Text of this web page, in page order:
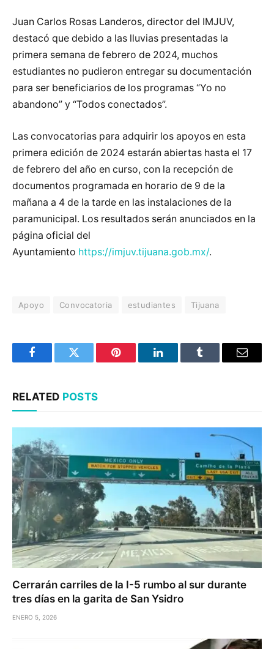
Juan Carlos Rosas Landeros, director del IMJUV,
destacó que debido a las lluvias presentadas la
primera semana de febrero de 2024, muchos
estudiantes no pudieron entregar su documentación
para ser beneficiarios de los programas “Yo no
abandono” y “Todos conectados”.
Las convocatorias para adquirir los apoyos en esta
primera edición de 2024 estarán abiertas hasta el 17
de febrero del año en curso, con la recepción de
documentos programada en horario de 9 de la
mañana a 4 de la tarde en las instalaciones de la
paramunicipal. Los resultados serán anunciados en la
página oficial del
Ayuntamiento https://imjuv.tijuana.gob.mx/.
Apoyo Convocatoria estudiantes Tijuana
FacebookTwitter Pinterest LinkedInTumblr Email
RELATED POSTS
Cerrarán carriles de la I-5 rumbo al sur durante
tres días en la garita de San Ysidro
ENERO 5, 2026